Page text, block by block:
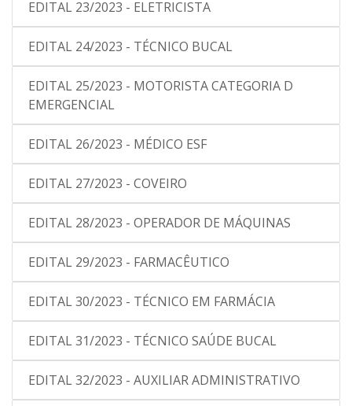
EDITAL 23/2023 - ELETRICISTA
EDITAL 24/2023 - TÉCNICO BUCAL
EDITAL 25/2023 - MOTORISTA CATEGORIA D
EMERGENCIAL
EDITAL 26/2023 - MÉDICO ESF
EDITAL 27/2023 - COVEIRO
EDITAL 28/2023 - OPERADOR DE MÁQUINAS
EDITAL 29/2023 - FARMACÊUTICO
EDITAL 30/2023 - TÉCNICO EM FARMÁCIA
EDITAL 31/2023 - TÉCNICO SAÚDE BUCAL
EDITAL 32/2023 - AUXILIAR ADMINISTRATIVO